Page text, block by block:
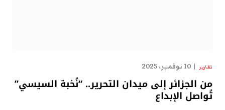
تقارير 10 نوفمبر، 2025
من الجزائر إلى ميدان التحرير.. “نُخبة السيسي”
تُواصل الإبداع